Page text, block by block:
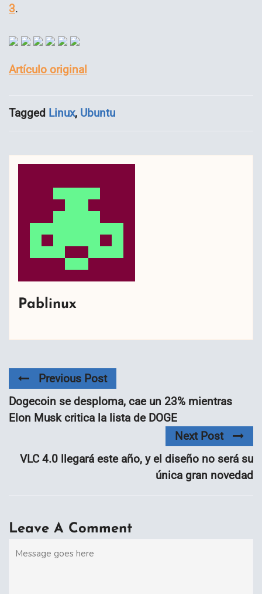
3.
Artículo original
Tagged Linux, Ubuntu
Pablinux
Previous Post
Dogecoin se desploma, cae un 23% mientras
Elon Musk critica la lista de DOGE
Next Post
VLC 4.0 llegará este año, y el diseño no será su
única gran novedad
Leave A Comment